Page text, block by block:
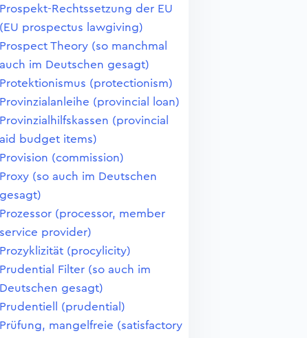
Prospekt-Rechtssetzung der EU
(EU prospectus lawgiving)
Prospect Theory (so manchmal
auch im Deutschen gesagt)
Protektionismus (protectionism)
Provinzialanleihe (provincial loan)
Provinzialhilfskassen (provincial
aid budget items)
Provision (commission)
Proxy (so auch im Deutschen
gesagt)
Prozessor (processor, member
service provider)
Prozyklizität (procylicity)
Prudential Filter (so auch im
Deutschen gesagt)
Prudentiell (prudential)
Prüfung, mangelfreie (satisfactory